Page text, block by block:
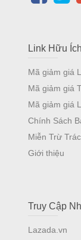
Link Hữu Ích
Mã giảm giá
Mã giảm giá
Mã giảm giá
Chính Sách
Miễn Trừ
Giới thiệu
Truy Cập
Lazada.vn